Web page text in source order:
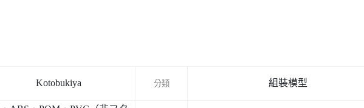
Kotobukiya 分類 組裝模型